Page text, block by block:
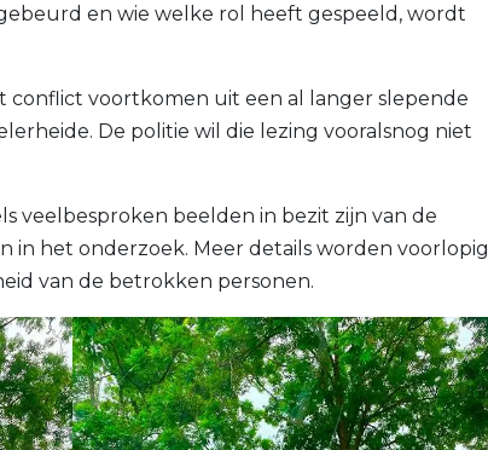
en wie welke rol heeft gespeeld, wordt
conflict voortkomen uit een al langer slepende
De politie wil die lezing vooralsnog niet
veelbesproken beelden in bezit zijn van de
in het onderzoek. Meer details worden voorlopig
van de betrokken personen.